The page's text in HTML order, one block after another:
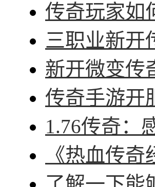
传奇玩家如
三职业新开
新开微变传
传奇手游开
1.76传奇：
《热血传